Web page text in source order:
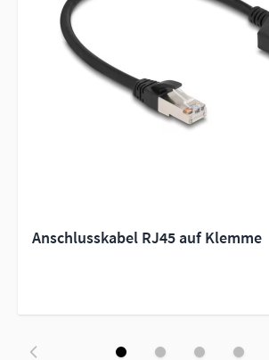
Anschlusskabel RJ45 auf Klemme